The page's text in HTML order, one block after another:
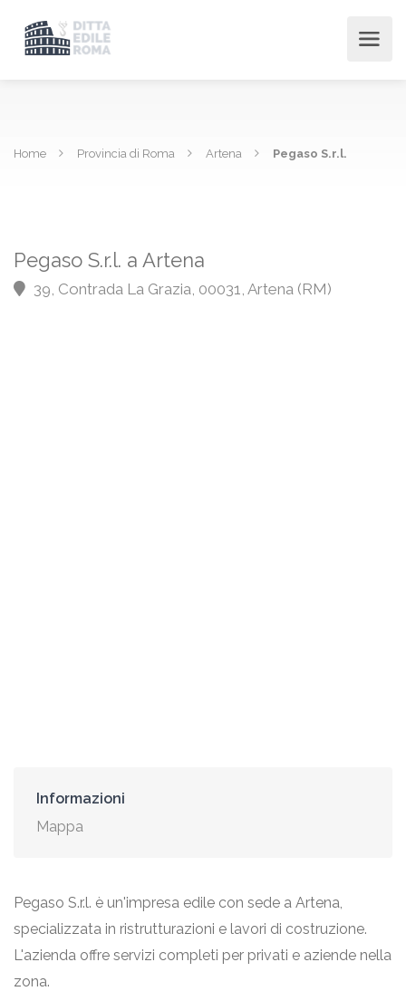
Home Provincia di Roma Artena Pegaso S.r.l.
Pegaso S.r.l. a Artena
39, Contrada La Grazia, 00031, Artena (RM)
Informazioni
Mappa
Pegaso S.r.l. è un'impresa edile con sede a Artena,
specializzata in ristrutturazioni e lavori di costruzione.
L'azienda offre servizi completi per privati e aziende nella
zona.